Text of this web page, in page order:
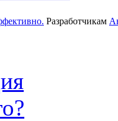
Разработчикам